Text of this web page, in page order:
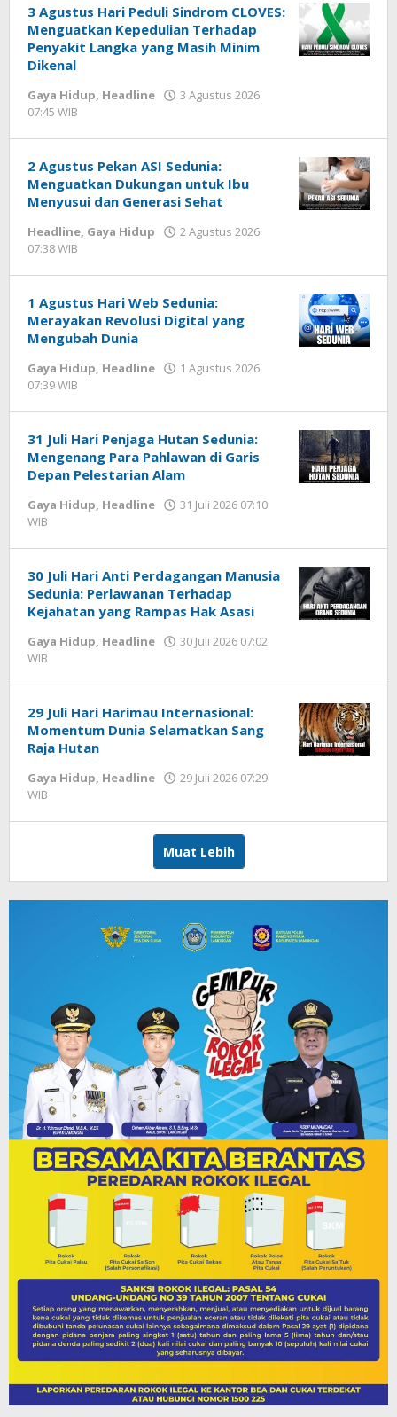
3 Agustus Hari Peduli Sindrom CLOVES:
Menguatkan Kepedulian Terhadap
Penyakit Langka yang Masih Minim
Dikenal
Gaya Hidup, Headline
3 Agustus 2026
07:45 WIB
2 Agustus Pekan ASI Sedunia:
Menguatkan Dukungan untuk Ibu
Menyusui dan Generasi Sehat
Headline, Gaya Hidup
2 Agustus 2026
07:38 WIB
1 Agustus Hari Web Sedunia:
Merayakan Revolusi Digital yang
Mengubah Dunia
Gaya Hidup, Headline
1 Agustus 2026
07:39 WIB
31 Juli Hari Penjaga Hutan Sedunia:
Mengenang Para Pahlawan di Garis
Depan Pelestarian Alam
Gaya Hidup, Headline
31 Juli 2026 07:10
WIB
30 Juli Hari Anti Perdagangan Manusia
Sedunia: Perlawanan Terhadap
Kejahatan yang Rampas Hak Asasi
Gaya Hidup, Headline
30 Juli 2026 07:02
WIB
29 Juli Hari Harimau Internasional:
Momentum Dunia Selamatkan Sang
Raja Hutan
Gaya Hidup, Headline
29 Juli 2026 07:29
WIB
Muat Lebih